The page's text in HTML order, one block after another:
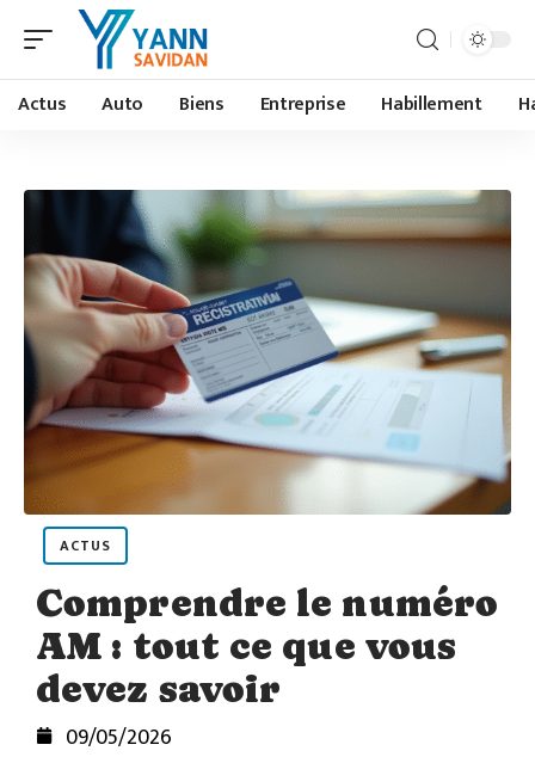
Actus Auto Biens Entreprise Habillement
ACTUS
Comprendre le numéro
AM : tout ce que vous
devez savoir
09/05/2026